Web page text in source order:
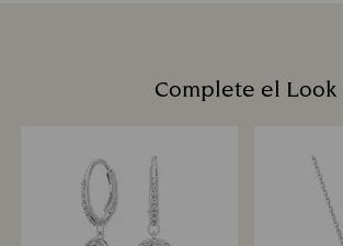
Complete el Look